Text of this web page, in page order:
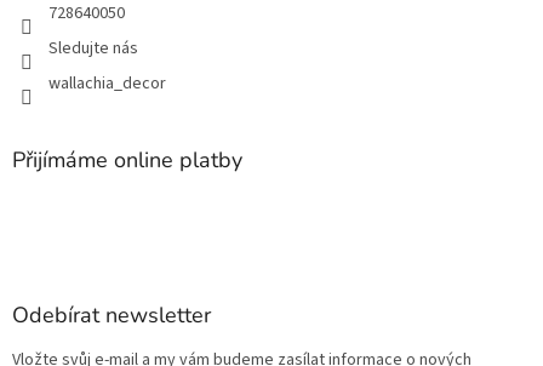
728640050
Sledujte nás
wallachia_decor
Přijímáme online platby
Odebírat newsletter
Vložte svůj e-mail a my vám budeme zasílat informace o nových